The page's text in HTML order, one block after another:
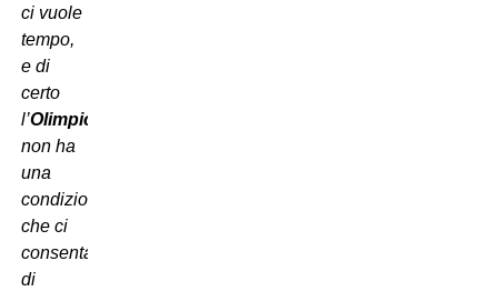
ci vuole
tempo,
e di
certo
l’Olimpico
non ha
una
condizione
che ci
consenta
di